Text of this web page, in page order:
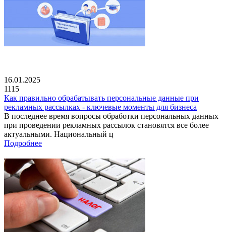
16.01.2025
1115
Как правильно обрабатывать персональные данные при
рекламных рассылках - ключевые моменты для бизнеса
В последнее время вопросы обработки персональных данных
при проведении рекламных рассылок становятся все более
актуальными. Национальный ц
Подробнее